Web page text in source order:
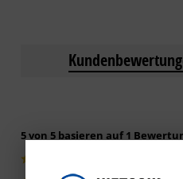
5 von 5 basieren auf 1